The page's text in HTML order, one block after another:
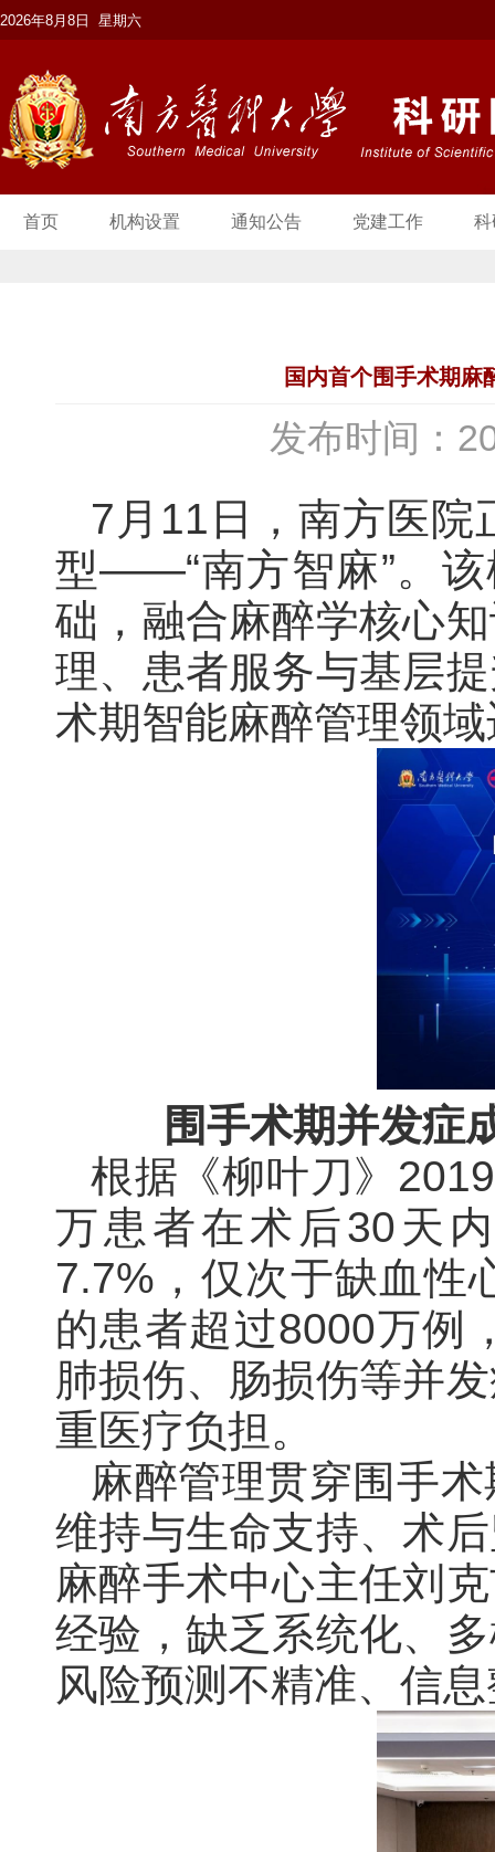
2026年8月8日 星期六
首页 机构设置 通知公告 党建工作 科
国内首个围手术期麻
发布时间：
7月11日，南方医院
型——“南方智麻”。该
础，融合麻醉学核心
理、患者服务与基层
术期智能麻醉管理领
围手术期并发症
根据《柳叶刀》
万患者在术后30天
7.7%，仅次于缺血性
的患者超过8000万例
肺损伤、肠损伤等并
重医疗负担。
麻醉管理贯穿围手
维持与生命支持、术
麻醉手术中心主任刘
经验，缺乏系统化、
风险预测不精准、信